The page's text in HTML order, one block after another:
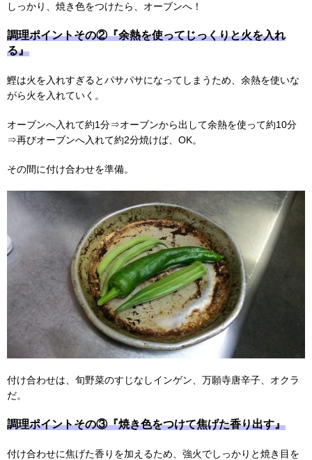
しっかり、焼き色をつけたら、オーブンへ！
調理ポイントその②『余熱を使ってじっくりと火を入れ
る』
鰹は火を入れすぎるとパサパサになってしまうため、余熱を使いな
がら火を入れていく。
オーブンへ入れて約1分⇒オーブンから出して余熱を使って約10分
⇒再びオーブンへ入れて約2分焼けば、OK。
その間に付け合わせを準備。
付け合わせは、旬野菜のすじなしインゲン、万願寺唐辛子、オクラ
だ。
調理ポイントその③『焼き色をつけて焦げた香り出す』
付け合わせに焦げた香りを加えるため、強火でしっかりと焼き目を